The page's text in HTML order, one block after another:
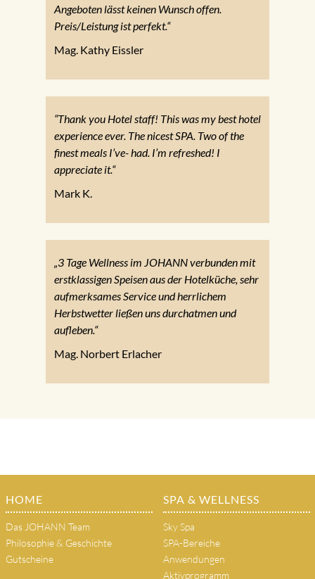
Angeboten lässt keinen Wunsch offen.
Preis/Leistung ist perfekt.“
Mag. Kathy Eissler
“Thank you Hotel staff! This was my best hotel
experience ever. The nicest SPA. Two of the
finest meals I’ve- had. I’m refreshed! I
appreciate it.“
Mark K.
„3 Tage Wellness im JOHANN verbunden mit
erstklassigen Speisen aus der Hotelküche, sehr
aufmerksames Service und herrlichem
Herbstwetter ließen uns durchatmen und
aufleben.“
Mag. Norbert Erlacher
HOME
Das JOHANN Team
Philosophie & Geschichte
Gutscheine
SPA & WELLNESS
Sky Spa
SPA-Bereiche
Anwendungen
Aktivprogramm